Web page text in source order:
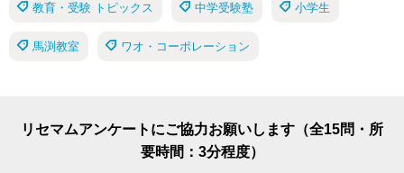
教育・受験 トピックス 中学受験塾 小学生
馬渕教室 ワオ・コーポレーション
リセマムアンケートにご協力お願いします（全15問・所
要時間：3分程度）